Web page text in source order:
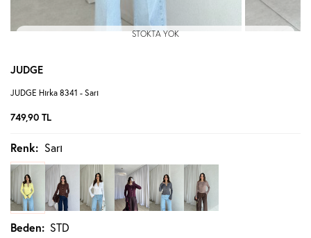
STOKTA YOK
JUDGE
JUDGE Hırka 8341 - Sarı
749,90 TL
Renk: Sarı
Beden: STD